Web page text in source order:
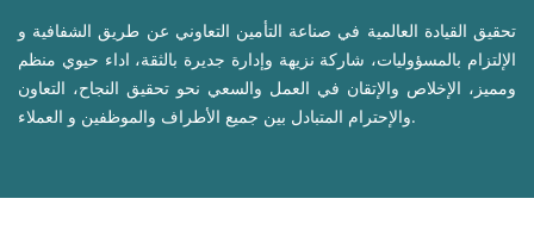
تحقيق القيادة العالمية في صناعة التأمين التعاوني عن طريق الشفافية و
الإلتزام بالمسؤوليات، شاركة نزيهة وإدارة جديرة بالثقة، اداء حيوي منظم
ومميز، الإخلاص والإتقان في العمل والسعي نحو تحقيق النجاح، التعاون
والإحترام المتبادل بين جميع الأطراف والموظفين و العملاء.